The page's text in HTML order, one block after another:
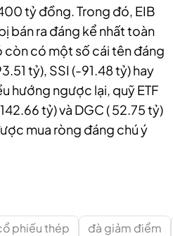
tỷ đồng. Trong đó, EIB
bán ra đáng kể nhất toàn
còn có một số cái tên đáng
tỷ), SSI (-91.48 tỷ) hay
hướng ngược lại, quỹ ETF
tỷ) và DGC ( 52.75 tỷ)
mua ròng đáng chú ý
phiếu thép đà giảm điểm